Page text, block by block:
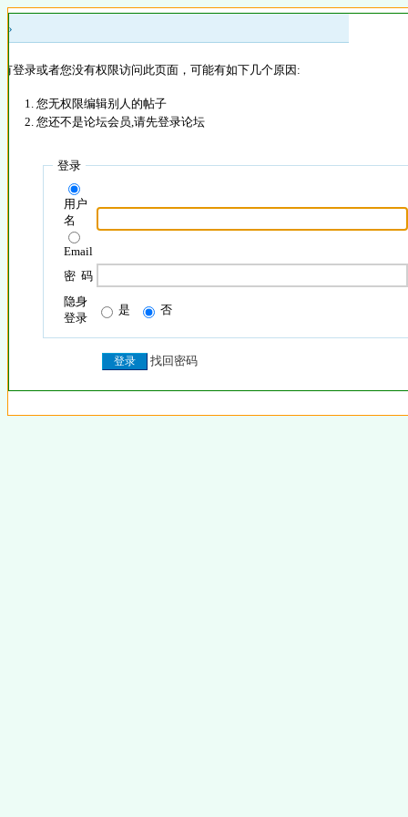
»
登录或者您没有权限访问此页面，可能有如下几个原因:
您无权限编辑别人的帖子
您还不是论坛会员,请先登录论坛
登录
用户
名
Email
密 码
隐身
登录
是 否
找回密码